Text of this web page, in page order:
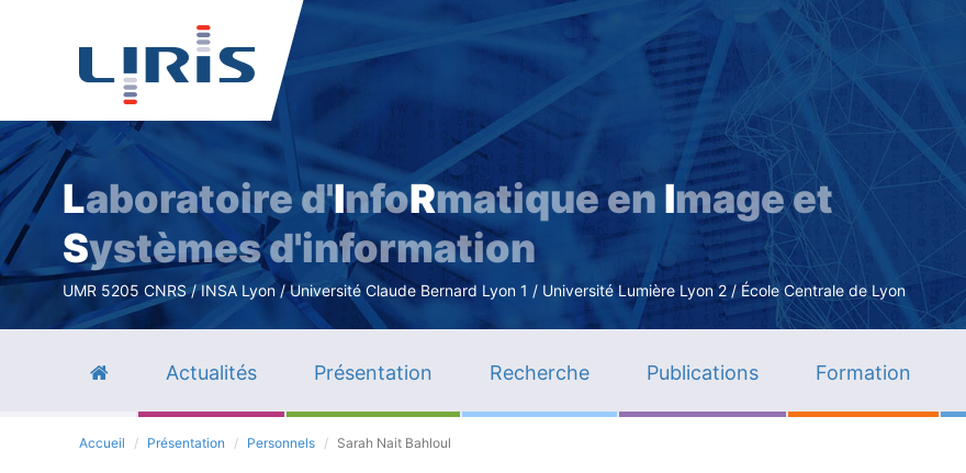
Aller
contenu
principal
Laboratoire d'InfoRmatique en Image et
Systèmes d'information
UMR 5205 CNRS / INSA Lyon / Université Claude Bernard Lyon 1 / Université Lumière Lyon 2 / École Centrale de Lyon
Actualités Présentation Recherche Publications Formation
Accueil Présentation Personnels Sarah Nait Bahloul